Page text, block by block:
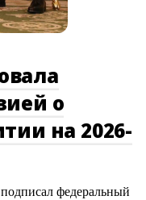
о
на 2026-
федеральный